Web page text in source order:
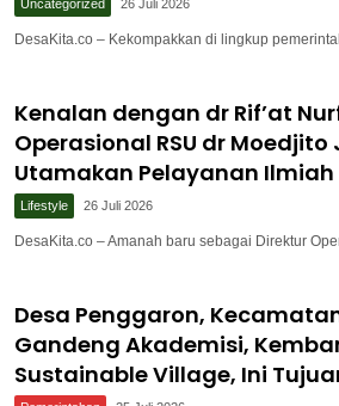
Uncategorized 26 Juli 2026
DesaKita.co – Kekompakkan di lingkup
Kenalan dengan dr Rif’at
Operasional RSU dr
Utamakan Pelayanan Ilmiah
Lifestyle 26 Juli 2026
DesaKita.co – Amanah baru sebagai Direktur
Desa Penggaron,
Gandeng Akademisi,
Sustainable Village, Ini